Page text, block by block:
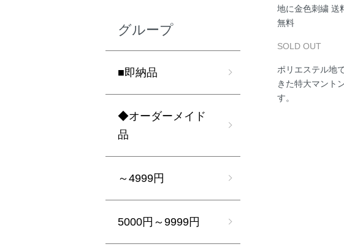
地に金色刺繍 送
無料
SOLD OUT
ポリエステル地
きた特大マント
す。
グループ
■即納品
◆オーダーメイド
品
～4999円
5000円～9999円